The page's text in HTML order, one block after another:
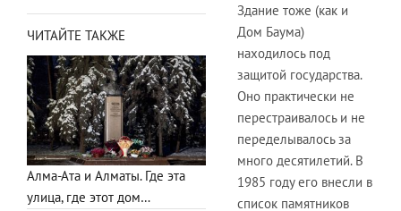
ЧИТАЙТЕ ТАКЖЕ
Алма-Ата и Алматы. Где эта
улица, где этот дом…
Здание тоже (как и
Дом Баума)
находилось под
защитой государства.
Оно практически не
перестраивалось и не
переделывалось за
много десятилетий. В
1985 году его внесли в
список памятников